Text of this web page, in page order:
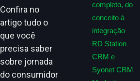
Confira no
artigo tudo o
que você
precisa saber
sobre jornada
do consumidor
completo, do
conceito à
integração
RD Station
CRM e
Syonet CRM